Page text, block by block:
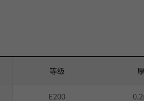
等级
E200